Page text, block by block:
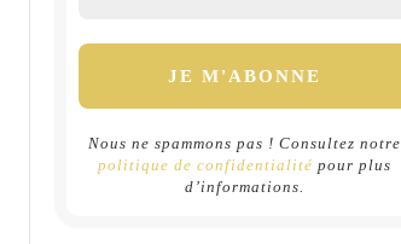
Nous ne spammons pas ! Consultez notre
politique de confidentialité pour plus
d’informations.